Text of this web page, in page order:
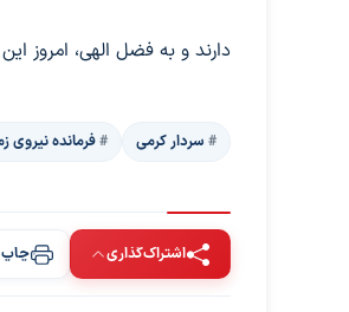
دارند و به فضل الهی، امروز
سردار کرمی فرمانده نیروی
اشتراک‌گذاری چاپ